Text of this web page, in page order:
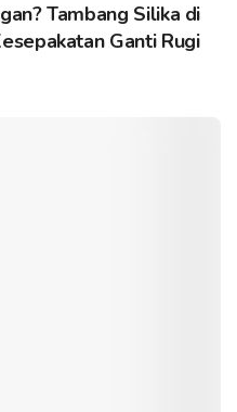
Tambang Silika di
Ganti Rugi